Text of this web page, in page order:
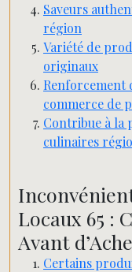
Saveurs
région
Variété de
originaux
Renforcement
commerce de
Contribue à la
culinaires
Locaux 65 :
Avant
Certains